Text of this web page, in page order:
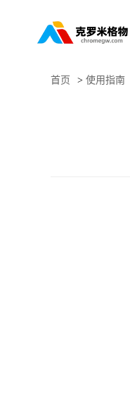
首页 > 使用指南